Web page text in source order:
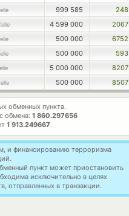
999 585
248
4 599 000
2067
500 000
6752
500 000
593
5 000 000
8207
500 000 8507
обменных пункта.
обмена: 1 860.297656
1 913.249667
и финансированию терроризма
пункт может приостановить
исключительно в целях
отправленных в транзакции.